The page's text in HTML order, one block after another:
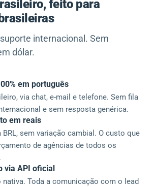
feito para
internacional. Sem
dólar.
em português
via chat, e-mail e telefone. Sem fila
e sem resposta genérica.
em reais
BRL, sem variação cambial. O custo que
de agências de todos os
via API oficial
nativa. Toda a comunicação com o lead